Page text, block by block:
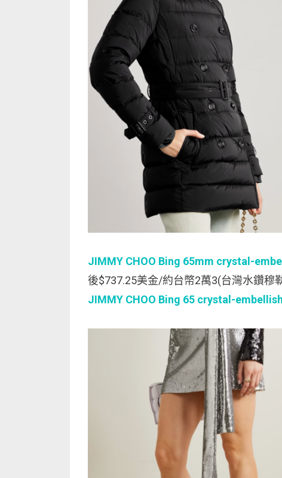
JIMMY CHOO Bing 65mm crystal-
後$737.25美金/約台幣2萬3(台灣水鑽穆
JIMMY CHOO Bing 65 crystal-